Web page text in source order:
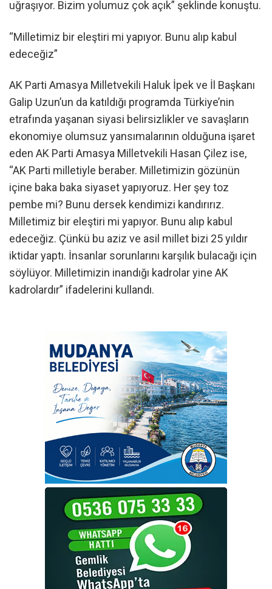
uğraşıyor. Bizim yolumuz çok açık” şeklinde konuştu.
“Milletimiz bir eleştiri mi yapıyor. Bunu alıp kabul
edeceğiz”
AK Parti Amasya Milletvekili Haluk İpek ve İl Başkanı
Galip Uzun’un da katıldığı programda Türkiye’nin
etrafında yaşanan siyasi belirsizlikler ve savaşların
ekonomiye olumsuz yansımalarının olduğuna işaret
eden AK Parti Amasya Milletvekili Hasan Çilez ise,
“AK Parti milletiyle beraber. Milletimizin gözünün
içine baka baka siyaset yapıyoruz. Her şey toz
pembe mi? Bunu dersek kendimizi kandırırız.
Milletimiz bir eleştiri mi yapıyor. Bunu alıp kabul
edeceğiz. Çünkü bu aziz ve asil millet bizi 25 yıldır
iktidar yaptı. İnsanlar sorunlarını karşılık bulacağı için
söylüyor. Milletimizin inandığı kadrolar yine AK
kadrolardır” ifadelerini kullandı.